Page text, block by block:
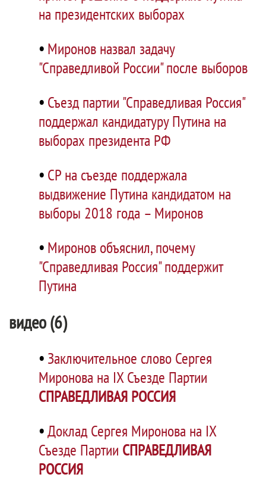
на президентских выборах
• Миронов назвал задачу
"Справедливой России" после выборов
• Съезд партии "Справедливая Россия"
поддержал кандидатуру Путина на
выборах президента РФ
• СР на съезде поддержала
выдвижение Путина кандидатом на
выборы 2018 года – Миронов
• Миронов объяснил, почему
"Справедливая Россия" поддержит
Путина
видео (6)
• Заключительное слово Сергея
Миронова на IX Съезде Партии
СПРАВЕДЛИВАЯ РОССИЯ
•Доклад Сергея Миронова на IX
Съезде Партии СПРАВЕДЛИВАЯ
РОССИЯ